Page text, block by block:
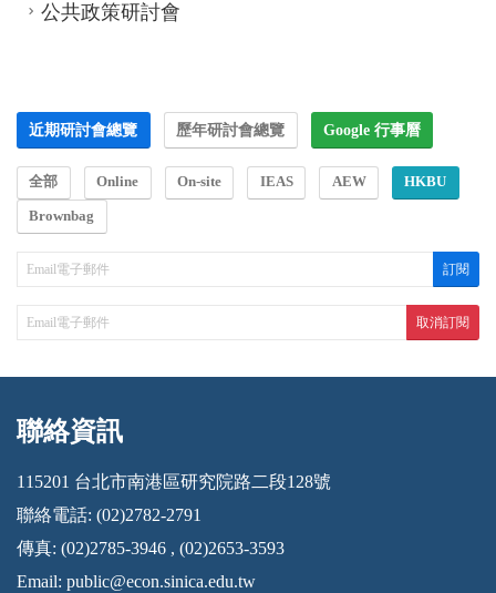
公共政策研討會
近期研討會總覽 歷年研討會總覽 Google 行事曆
全部 Online On-site IEAS AEW HKBU
Brownbag
:::
聯絡資訊
115201 台北市南港區研究院路二段128號
聯絡電話: (02)2782-2791
傳真: (02)2785-3946 , (02)2653-3593
Email: public@econ.sinica.edu.tw